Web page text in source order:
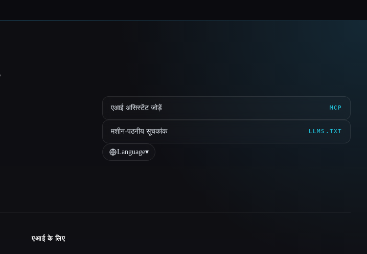
एआई असिस्टेंट जोड़ें MCP
मशीन-पठनीय सूचकांक LLMS.TXT
Language▾
एआई के लिए